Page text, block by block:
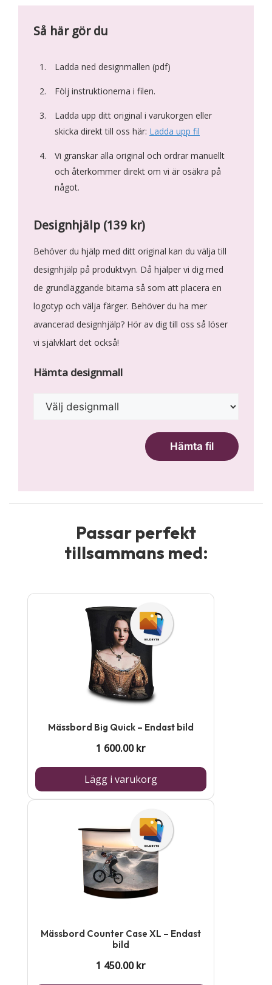
Så här gör du
Ladda ned designmallen (pdf)
Följ instruktionerna i filen.
Ladda upp ditt original i varukorgen eller
skicka direkt till oss här: Ladda upp fil
Vi granskar alla original och ordrar manuellt
och återkommer direkt om vi är osäkra på
något.
Designhjälp (139 kr)
Behöver du hjälp med ditt original kan du välja till
designhjälp på produktvyn. Då hjälper vi dig med
de grundläggande bitarna så som att placera en
logotyp och välja färger. Behöver du ha mer
avancerad designhjälp? Hör av dig till oss så löser
vi självklart det också!
Hämta designmall
Passar perfekt
tillsammans med:
Mässbord Big Quick – Endast bild
1 600.00kr
Lägg i varukorg
Mässbord Counter Case XL – Endast
bild
1 450.00kr